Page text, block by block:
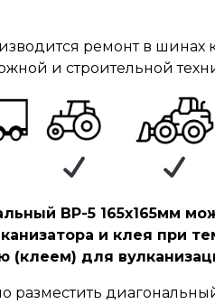
ремонт в шинах
и строительной
BP-5 165х165мм
и клея при
(клеем) для